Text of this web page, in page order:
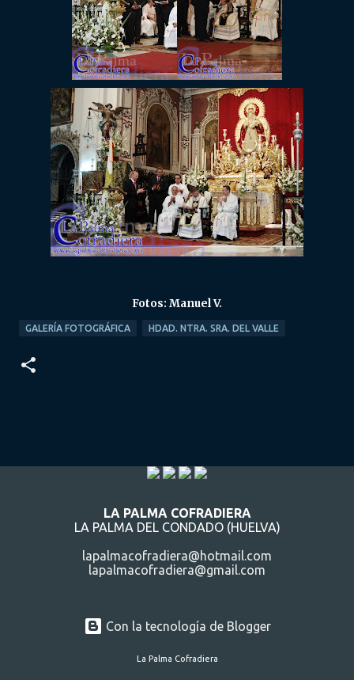
Fotos: Manuel V.
GALERÍA FOTOGRÁFICA HDAD. NTRA. SRA. DEL VALLE
LA PALMA COFRADIERA
LA PALMA DEL CONDADO (HUELVA)
lapalmacofradiera@hotmail.com
lapalmacofradiera@gmail.com
Con la tecnología de Blogger
La Palma Cofradiera